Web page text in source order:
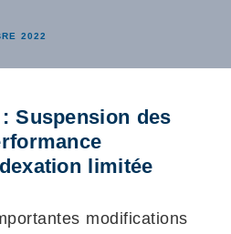
2022
Suspension des
limitée
modifications